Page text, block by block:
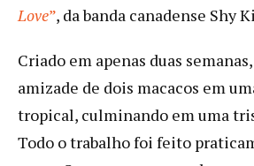
Love”, da banda canadense Shy
Criado em apenas duas
amizade de dois macacos em
tropical, culminando em uma
Todo o trabalho foi feito